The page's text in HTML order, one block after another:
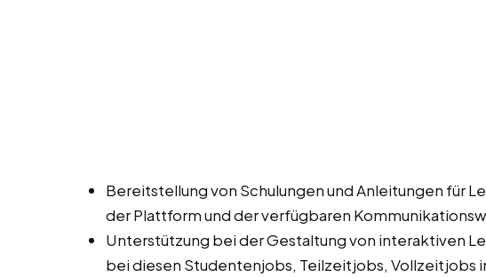
Bereitstellung von Schulungen und Anleitungen für
der Plattform und der verfügbaren
Unterstützung bei der Gestaltung von interaktiven
bei diesen Studentenjobs, Teilzeitjobs, Vollzeitjobs